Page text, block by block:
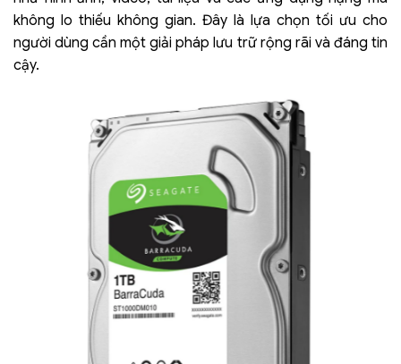
không lo thiếu không gian. Đây là lựa chọn tối ưu cho
người dùng cần một giải pháp lưu trữ rộng rãi và đáng tin
cậy.